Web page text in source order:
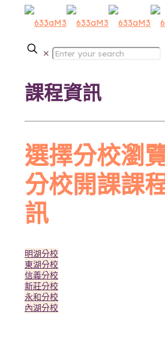
✕
課程資訊
選擇分校瀏
分校開課課
訊
明湖分校
東湖分校
信義分校
新莊分校
永和分校
內湖分校